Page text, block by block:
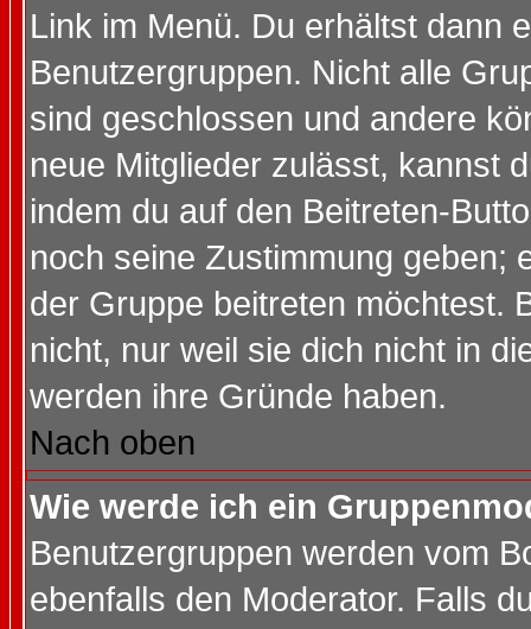
Link im Menü. Du erhältst dann
Benutzergruppen. Nicht alle
sind geschlossen und andere
neue Mitglieder zulässt, kannst
indem du auf den Beitreten-
noch seine Zustimmung geben;
der Gruppe beitreten möchtest.
nicht, nur weil sie dich nicht in
werden ihre Gründe haben.
Nach oben
Wie werde ich ein
Benutzergruppen werden vom
ebenfalls den Moderator. Falls